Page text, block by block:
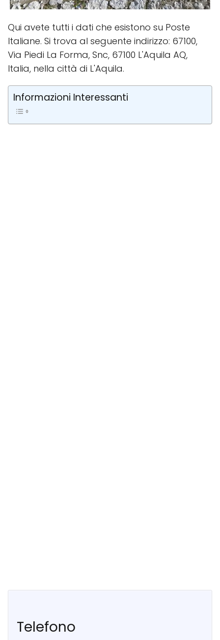
Qui avete tutti i dati che esistono su Poste
Italiane. Si trova al seguente indirizzo: 67100,
Via Piedi La Forma, Snc, 67100 L'Aquila AQ,
Italia, nella città di L'Aquila.
Informazioni Interessanti
Telefono